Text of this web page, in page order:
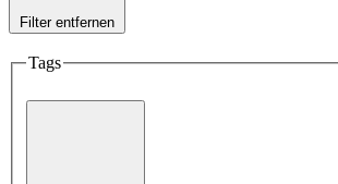
Filter entfernen
Tags